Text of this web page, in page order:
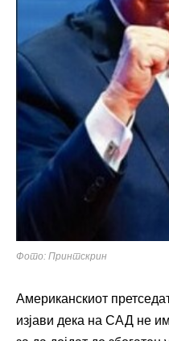
Фото: Принтскрин
Американскиот
изјави дека на САД не